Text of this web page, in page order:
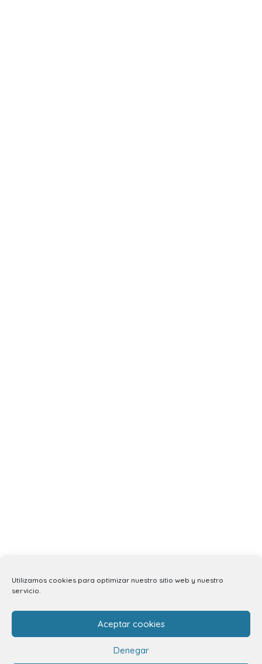
Utilizamos cookies para optimizar nuestro sitio web y nuestro
servicio.
Aceptar cookies
Denegar